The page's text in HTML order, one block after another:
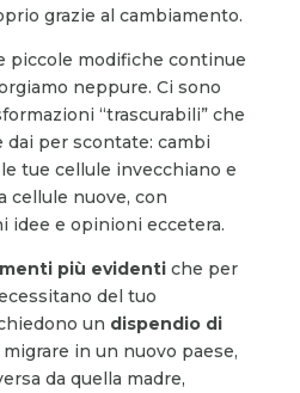
grazie al cambiamento.
piccole modifiche continue
neppure. Ci sono
“trascurabili” che
per scontate: cambi
le tue cellule invecchiano e
cellule nuove, con
idee e opinioni eccetera.
più evidentiche per
del tuo
un dispendio di
in un nuovo paese,
da quella madre,